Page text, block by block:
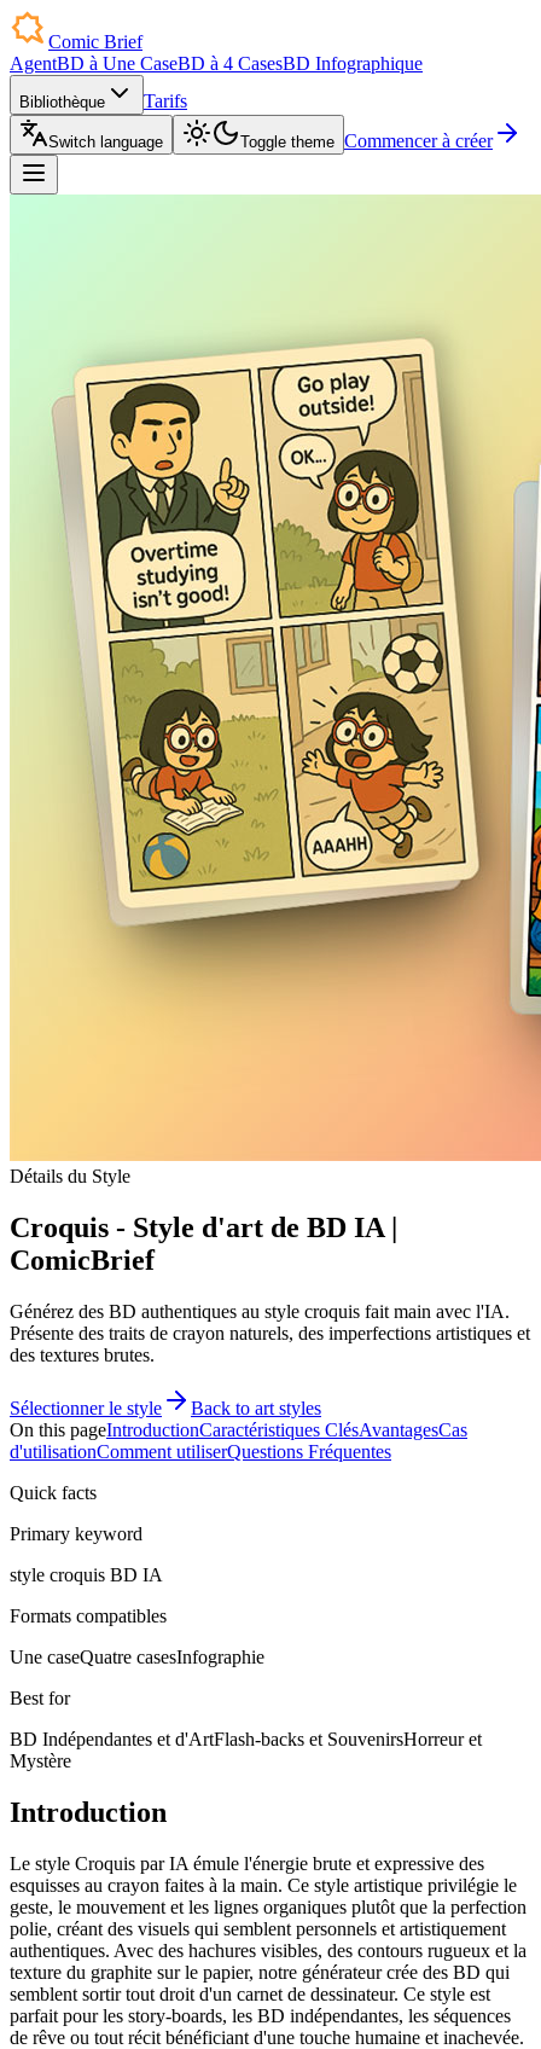
Comic Brief
AgentBD à Une CaseBD à 4 CasesBD Infographique
Bibliothèque Tarifs
Switch language Toggle theme Commencer à créer
Détails du Style
Croquis - Style d'art de BD IA |
ComicBrief
Générez des BD authentiques au style croquis fait main avec l'IA.
Présente des traits de crayon naturels, des imperfections artistiques et
des textures brutes.
Sélectionner le style
Back to art styles
On this pageIntroductionCaractéristiques ClésAvantagesCas
d'utilisationComment utiliserQuestions Fréquentes
Quick facts
Primary keyword
style croquis BD IA
Formats compatibles
Une caseQuatre casesInfographie
Best for
BD Indépendantes et d'ArtFlash-backs et SouvenirsHorreur et
Mystère
Introduction
Le style Croquis par IA émule l'énergie brute et expressive des
esquisses au crayon faites à la main. Ce style artistique privilégie le
geste, le mouvement et les lignes organiques plutôt que la perfection
polie, créant des visuels qui semblent personnels et artistiquement
authentiques. Avec des hachures visibles, des contours rugueux et la
texture du graphite sur le papier, notre générateur crée des BD qui
semblent sortir tout droit d'un carnet de dessinateur. Ce style est
parfait pour les story-boards, les BD indépendantes, les séquences
de rêve ou tout récit bénéficiant d'une touche humaine et inachevée.